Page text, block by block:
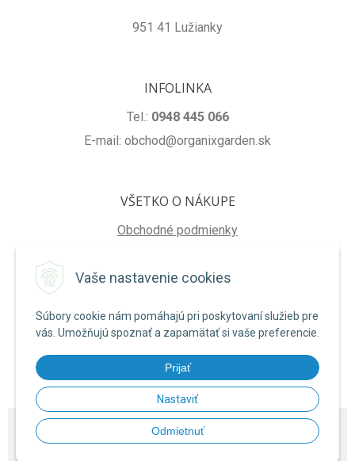
Vaše nastavenie cookies
Súbory cookie nám pomáhajú pri poskytovaní služieb pre
vás. Umožňujú spoznať a zapamätať si vaše preferencie.
Prijať
Nastaviť
Odmietnuť
951 41 Lužianky
INFOLINKA
Tel.: 0948 445 066
E-mail: obchod@organixgarden.sk
VŠETKO O NÁKUPE
Obchodné podmienky
Reklamačné podmienky
NA STIAHNUTIE
Formulár na odstúpenie od zmluvy
Poučenie o uplatnení práva na odstúpenie od zmluvy
© 2026 ORGANIXgarden • NextShop&e-shop Pohoda Connector NextCom